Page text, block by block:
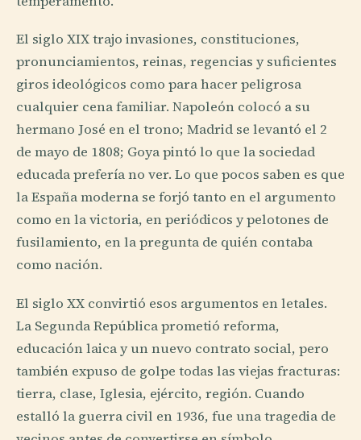
El siglo XIX trajo invasiones, constituciones,
pronunciamientos, reinas, regencias y suficientes
giros ideológicos como para hacer peligrosa
cualquier cena familiar. Napoleón colocó a su
hermano José en el trono; Madrid se levantó el 2
de mayo de 1808; Goya pintó lo que la sociedad
educada prefería no ver. Lo que pocos saben es que
la España moderna se forjó tanto en el argumento
como en la victoria, en periódicos y pelotones de
fusilamiento, en la pregunta de quién contaba
como nación.
El siglo XX convirtió esos argumentos en letales.
La Segunda República prometió reforma,
educación laica y un nuevo contrato social, pero
también expuso de golpe todas las viejas fracturas:
tierra, clase, Iglesia, ejército, región. Cuando
estalló la guerra civil en 1936, fue una tragedia de